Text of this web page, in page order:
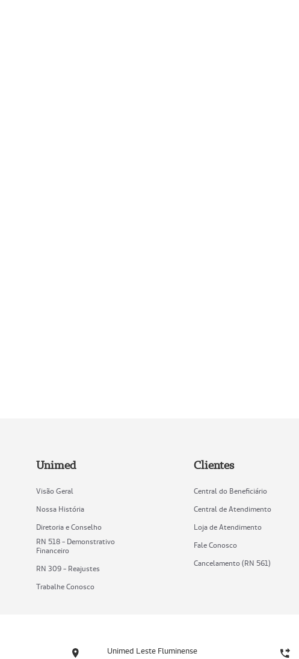
Unimed
Visão Geral
Nossa História
Diretoria e Conselho
RN 518 - Demonstrativo
Financeiro
RN 309 - Reajustes
Trabalhe Conosco
Clientes
Central do Beneficiário
Central de Atendimento
Loja de Atendimento
Fale Conosco
Cancelamento (RN 561)
Unimed Leste Fluminense